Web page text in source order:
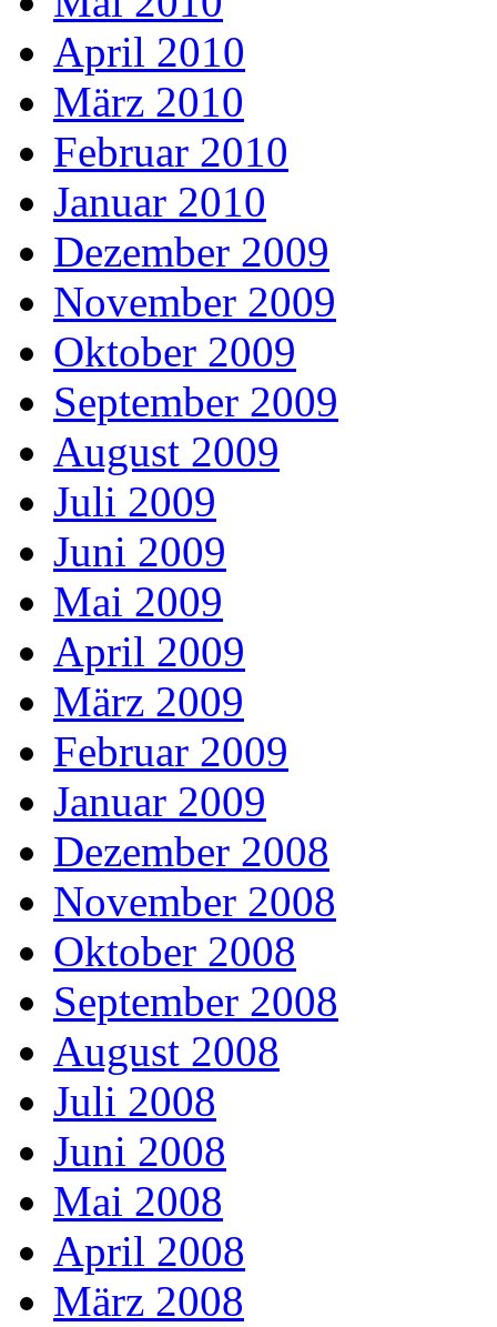
April 2010
März 2010
Februar 2010
Januar 2010
Dezember 2009
November 2009
Oktober 2009
September 2009
August 2009
Juli 2009
Juni 2009
Mai 2009
April 2009
März 2009
Februar 2009
Januar 2009
Dezember 2008
November 2008
Oktober 2008
September 2008
August 2008
Juli 2008
Juni 2008
Mai 2008
April 2008
März 2008